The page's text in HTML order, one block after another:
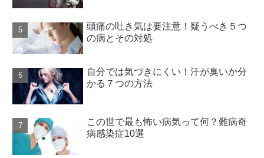
頭痛の吐き気は要注意！疑うべき５つ
の病とその対処
自分では気づきにくい！汗が臭いか分
かる７つの方法
この世で最も怖い病気って何？難病奇
病感染症10選